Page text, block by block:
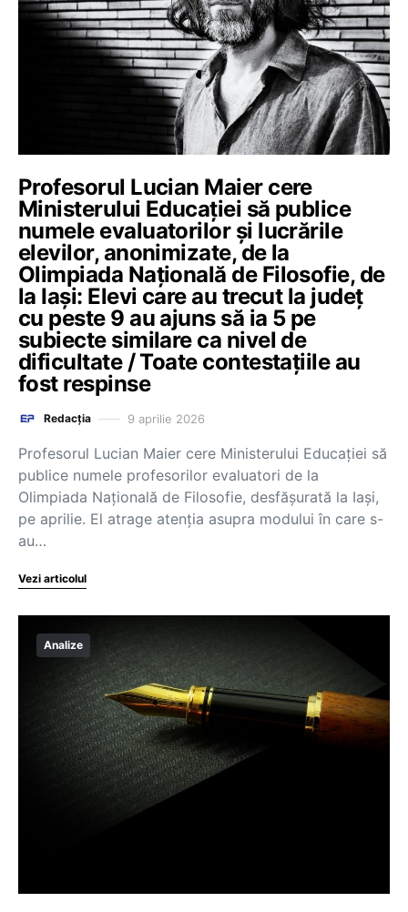
Profesorul Lucian Maier cere
Ministerului Educației să publice
numele evaluatorilor și lucrările
elevilor, anonimizate, de la
Olimpiada Națională de Filosofie, de
la Iași: Elevi care au trecut la județ
cu peste 9 au ajuns să ia 5 pe
subiecte similare ca nivel de
dificultate / Toate contestațiile au
fost respinse
Redacția 9 aprilie 2026
Profesorul Lucian Maier cere Ministerului Educației să
publice numele profesorilor evaluatori de la
Olimpiada Națională de Filosofie, desfășurată la Iași,
pe aprilie. El atrage atenția asupra modului în care s-
au…
Vezi articolul
Analize